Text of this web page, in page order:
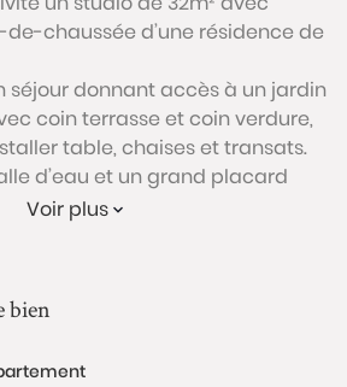
de-chaussée d’une résidence de
séjour donnant accès à un jardin
coin terrasse et coin verdure,
table, chaises et transats.
d’eau et un grand placard
ce bien.
livrée en 2009 ; Un espace
Voir plus
bien